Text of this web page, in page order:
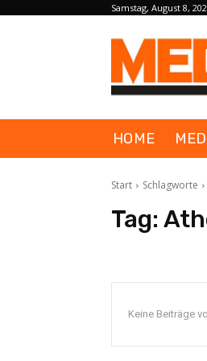
Samstag, August 8,
HOME
Start Schlagworte
Tag:
Keine Beiträge